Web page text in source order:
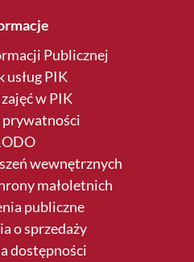
Publicznej
usług PIK
w PIK
wewnętrznych
małoletnich
publiczne
o sprzedaży
dostępności